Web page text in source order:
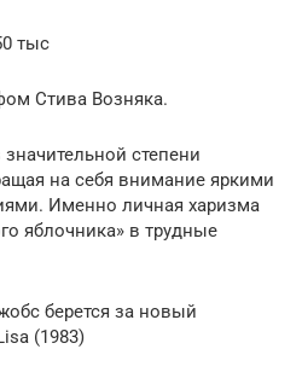
тыс
Стива Возняка.
значительной степени
на себя внимание яркими
Именно личная харизма
яблочника» в трудные
берется за новый
(1983)